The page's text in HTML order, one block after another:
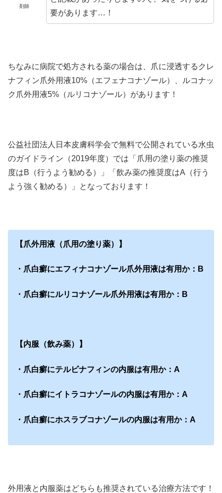
剤師
要があります…！
ちなみに病院で処方される薬の場合は、爪に浸透するクレ
ナフィン爪外用液10%（エフェナコナゾール）、ルコナッ
ク爪外用液5%（ルリコナゾール）があります！
公益社団法人日本皮膚科学会で無料で公開されている水虫
のガイドライン（2019年度）では「爪用の塗り薬の推奨
度はB（行うよう勧める）」「飲み薬の推奨度はA（行う
よう強く勧める）」となっております！
【爪外用液（爪用の塗り薬）】
・爪白癬にエフィナコナゾール爪外用液は有用か：B
・爪白癬にルリコナゾール爪外用液は有用か：B
【内服（飲み薬）】
・爪白癬にテルビナフィンの内服は有用か：A
・爪白癬にイトラコナゾールの内服は有用か：A
・爪白癬にホスラブコナゾールの内服は有用か：A
外用液と内服薬はどちらも推奨されている治療方法です！